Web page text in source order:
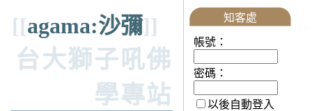
[[agama:沙彌]]
台大獅子吼佛
學專站
知客處
帳號：
密碼：
以後自動登入